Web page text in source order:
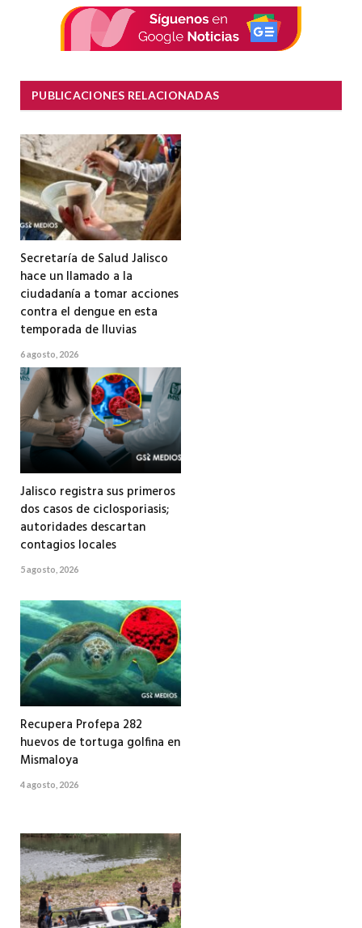
PUBLICACIONES RELACIONADAS
Secretaría de Salud Jalisco
hace un llamado a la
ciudadanía a tomar acciones
contra el dengue en esta
temporada de lluvias
6 agosto, 2026
Jalisco registra sus primeros
dos casos de ciclosporiasis;
autoridades descartan
contagios locales
5 agosto, 2026
Recupera Profepa 282
huevos de tortuga golfina en
Mismaloya
4 agosto, 2026